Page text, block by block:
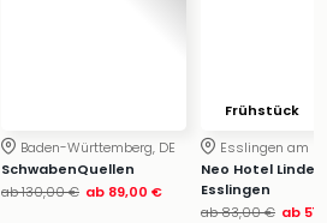
Baden-Württemberg, DE
SchwabenQuellen
ab130,00 € ab 89,00 €
Frühstück
Esslingen am
Neo Hotel Linde
Esslingen
ab83,00 € ab